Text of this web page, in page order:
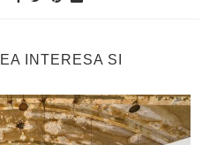
INTERESA SI